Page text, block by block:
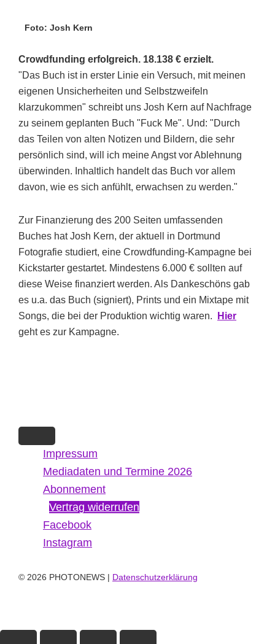
Foto: Josh Kern
Crowdfunding erfolgreich. 18.138 € erzielt.
"Das Buch ist in erster Linie ein Versuch, mit meinen
eigenen Unsicherheiten und Selbstzweifeln
klarzukommen" schreibt uns Josh Kern auf Nachfrage
zu seinem geplanten Buch "Fuck Me". Und: "Durch
das Teilen von alten Notizen und Bildern, die sehr
persönlich sind, will ich meine Angst vor Ablehnung
überwinden. Inhaltlich handelt das Buch vor allem
davon, wie es sich anfühlt, erwachsen zu werden."
Zur Finanzierung des 200 Seiten umfassenden
Buches hat Josh Kern, der aktuell in Dortmund
Fotografie studiert, eine Crowdfunding-Kampagne bei
Kickstarter gestartet. Mindestens 6.000 € sollten auf
diese Weise finanziert werden. Als Dankeschöns gab
es u.a. das Buch (signiert), Prints und ein Mixtape mit
Songs, die bei der Produktion wichtig waren.
Hier
geht es zur Kampagne.
Impressum
Mediadaten und Termine 2026
Abonnement
Vertrag widerrufen
Facebook
Instagram
© 2026 PHOTONEWS | Datenschutzerklärung